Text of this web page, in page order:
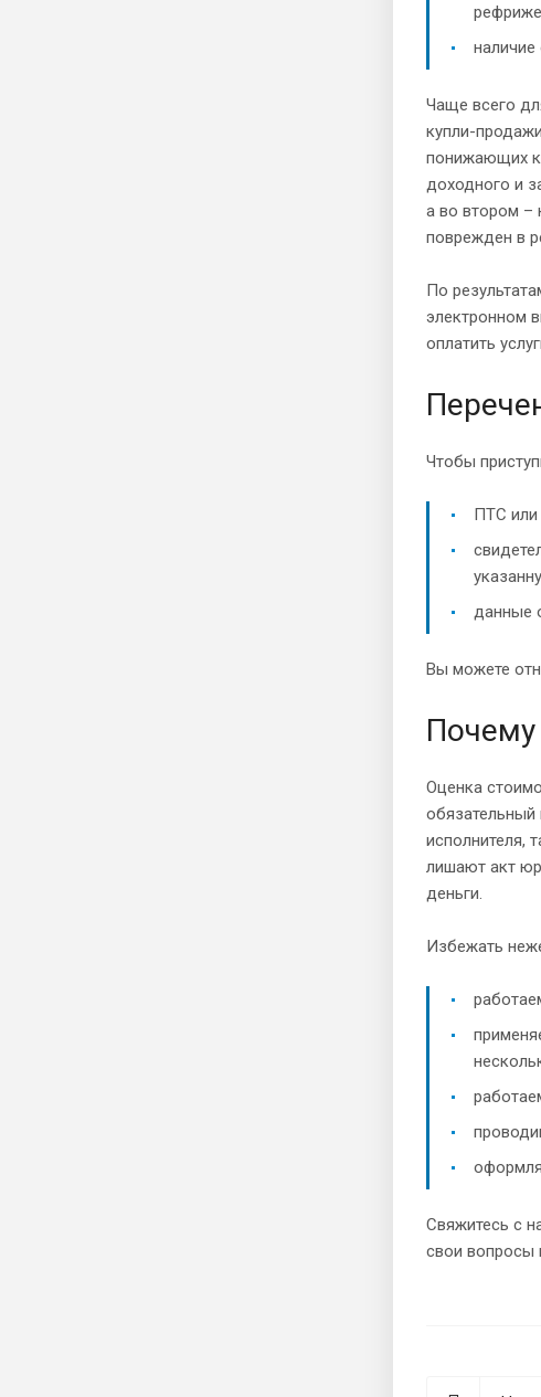
Чаще всего
купли-
понижающих
доходного и
а во втором –
поврежден в
По
электронном
оплатить
Чтобы
ПТС
данные
Вы можете
Почему
Оценка
обязательный
исполнителя,
лишают акт
деньги.
Избежать
Свяжитесь с
свои вопросы